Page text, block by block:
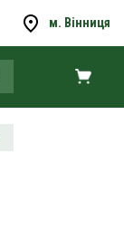
м. Вінниця